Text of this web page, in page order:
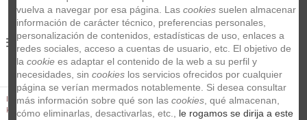
Inicio Guitarras y Bajos
Accesorios para guitarras y bajos
Humidificadores de guitarra
Kyser KLHC Humificador Classic
vuelva a navegar por esa página. Las cookies suelen almacenar
información de carácter técnico, preferencias personales,
personalización de contenidos, estadísticas de uso, enlaces a
redes sociales, acceso a cuentas de usuario, etc. El objetivo de
la cookie es adaptar el contenido de la web a su perfil y
necesidades, sin cookies los servicios ofrecidos por cualquier
página se verían mermados notablemente. Si desea consultar
más información sobre qué son las cookies , qué almacenan,
cómo eliminarlas, desactivarlas, etc.,
le rogamos se dirija a este